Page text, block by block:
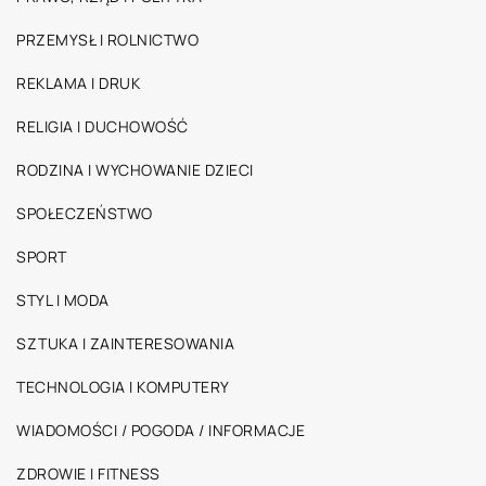
PRZEMYSŁ I ROLNICTWO
REKLAMA I DRUK
RELIGIA I DUCHOWOŚĆ
RODZINA I WYCHOWANIE DZIECI
SPOŁECZEŃSTWO
SPORT
STYL I MODA
SZTUKA I ZAINTERESOWANIA
TECHNOLOGIA I KOMPUTERY
WIADOMOŚCI / POGODA / INFORMACJE
ZDROWIE I FITNESS